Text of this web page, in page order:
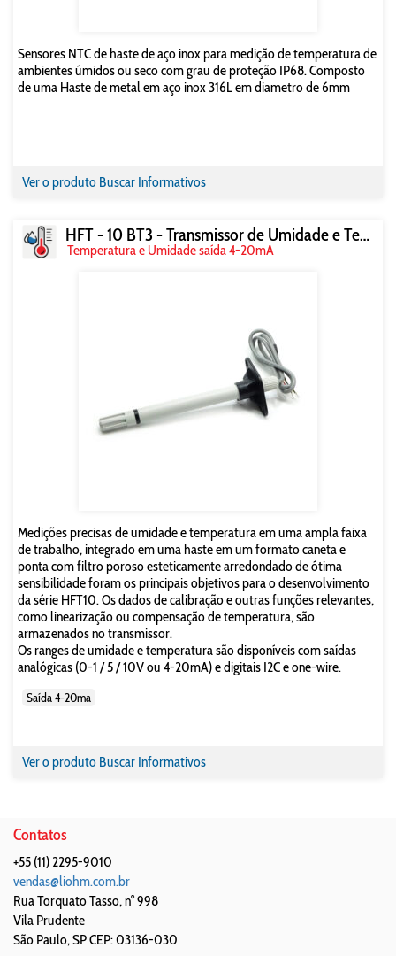
Sensores NTC de haste de aço inox para medição de temperatura de
ambientes úmidos ou seco com grau de proteção IP68. Composto
de uma Haste de metal em aço inox 316L em diametro de 6mm
Ver o produto Buscar Informativos
HFT - 10 BT3 - Transmissor de Umidade e Temperatura
Temperatura e Umidade saída 4-20mA
Medições precisas de umidade e temperatura em uma ampla faixa
de trabalho, integrado em uma haste em um formato caneta e
ponta com filtro poroso esteticamente arredondado de ótima
sensibilidade foram os principais objetivos para o desenvolvimento
da série HFT10. Os dados de calibração e outras funções relevantes,
como linearização ou compensação de temperatura, são
armazenados no transmissor.
Os ranges de umidade e temperatura são disponíveis com saídas
analógicas (0-1 / 5 / 10V ou 4-20mA) e digitais I2C e one-wire.
Saída 4-20ma
Ver o produto Buscar Informativos
Contatos
+55 (11) 2295-9010
vendas@liohm.com.br
Rua Torquato Tasso, n° 998
Vila Prudente
São Paulo,SPCEP: 03136-030